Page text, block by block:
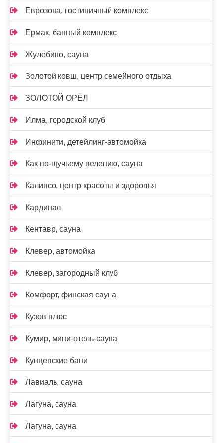
Еврозона, гостиничный комплекс
Ермак, банный комплекс
Жулебино, сауна
Золотой ковш, центр семейного отдыха
ЗОЛОТОЙ ОРЁЛ
Илма, городской клуб
Инфинити, детейлинг-автомойка
Как по-щучьему велению, сауна
Калипсо, центр красоты и здоровья
Кардинал
Кентавр, сауна
Клевер, автомойка
Клевер, загородный клуб
Комфорт, финская сауна
Кузов плюс
Кумир, мини-отель-сауна
Кунцевские бани
Лавиаль, сауна
Лагуна, сауна
Лагуна, сауна